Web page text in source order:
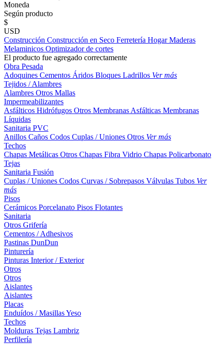
Moneda
Según producto
$
USD
Construcción Construcción en Seco Ferretería HogarMaderas
Melaminicos Optimizador de cortes
El producto fue agregado correctamente
Obra Pesada
Adoquines Cementos Áridos Bloques Ladrillos Ver más
Tejidos / Alambres
Alambres Otros Mallas
Impermeabilizantes
Asfálticos Hidrófugos Otros Membranas Asfálticas Membranas
Líquidas
Sanitaria PVC
Anillos Caños Codos Cuplas / Uniones Otros Ver más
Techos
Chapas Metálicas Otros Chapas Fibra Vidrio Chapas Policarbonato
Tejas
Sanitaria Fusión
Cuplas / Uniones Codos Curvas / Sobrepasos Válvulas Tubos Ver
más
Pisos
Cerámicos Porcelanato Pisos Flotantes
Sanitaria
Otros Grifería
Cementos / Adhesivos
Pastinas DunDun
Pinturería
Pinturas Interior / Exterior
Otros
Otros
Aislantes
Aislantes
Placas
Enduídos / MasillasYeso
Techos
Molduras Tejas Lambriz
Perfilería